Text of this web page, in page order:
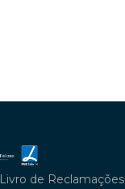
Livro de Reclamações